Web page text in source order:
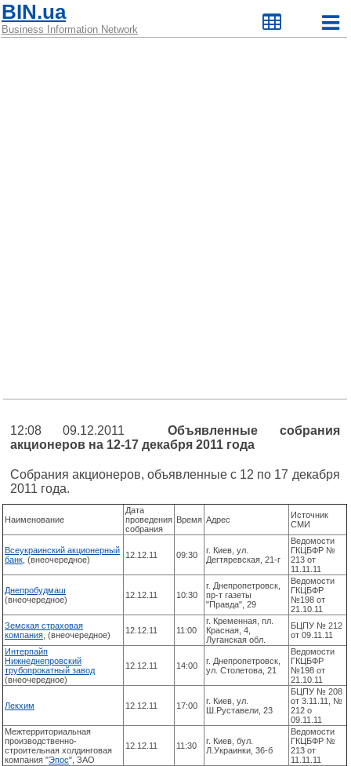
BIN.ua
Business Information Network
12:08 09.12.2011Объявленные собрания
акционеров на 12-17 декабря 2011 года
Собрания акционеров, объявленные с 12 по 17 декабря
2011 года.
Наименование
Дата
проведения
собрания
Время Адрес
Источник
СМИ
Всеукраинский акционерный
банк , (внеочередное) 12.12.11 09:30
г. Киев, ул.
Дегтяревская, 21-г
Ведомости
ГКЦБФР №
213 от
11.11.11
Днепробудмаш
(внеочередное)
12.12.11 10:30
г. Днепропетровск,
пр-т газеты
"Правда", 29
Ведомости
ГКЦБФР
№198 от
21.10.11
Земская страховая
компания , (внеочередное) 12.12.11 11:00
г. Кременная, пл.
Красная, 4,
Луганская обл.
БЦПУ № 212
от 09.11.11
Интерпайп
Нижнеднепровский
трубопрокатный завод
(внеочередное)
12.12.11 14:00
г. Днепропетровск,
ул. Столетова, 21
Ведомости
ГКЦБФР
№198 от
21.10.11
Лекхим 12.12.11 17:00
г. Киев, ул.
Ш.Руставели, 23
БЦПУ № 208
от 3.11.11, №
212 о
09.11.11
Межтерриториальная
производственно-
строительная холдинговая
компания "Эпос", ЗАО
12.12.11 11:30
г. Киев, бул.
Л.Украинки, 36-б
Ведомости
ГКЦБФР №
213 от
11.11.11